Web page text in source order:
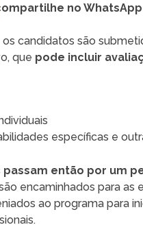
no WhatsApp
os candidatos são
que pode incluir
específicas e
passam então por um
encaminhados para as
ao programa para